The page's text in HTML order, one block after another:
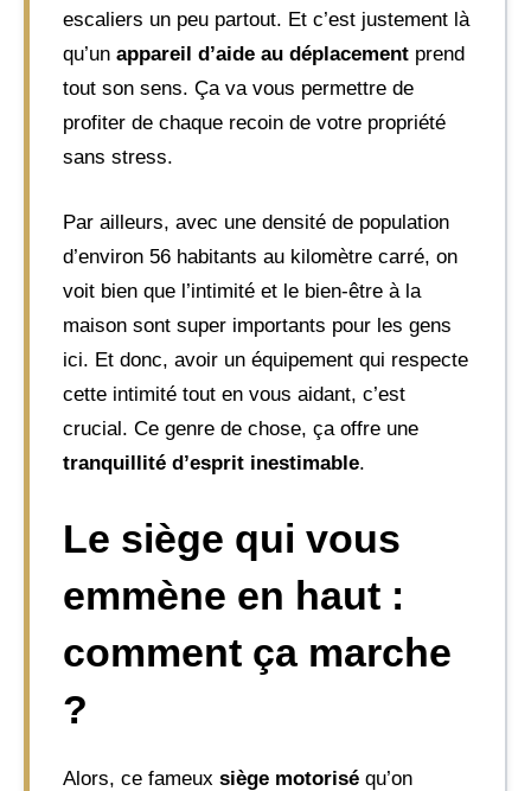
escaliers un peu partout. Et c’est justement là
qu’un appareil d’aide au déplacement prend
tout son sens. Ça va vous permettre de
profiter de chaque recoin de votre propriété
sans stress.
Par ailleurs, avec une densité de population
d’environ 56 habitants au kilomètre carré, on
voit bien que l’intimité et le bien-être à la
maison sont super importants pour les gens
ici. Et donc, avoir un équipement qui respecte
cette intimité tout en vous aidant, c’est
crucial. Ce genre de chose, ça offre une
tranquillité d’esprit inestimable.
Le siège qui vous
emmène en haut :
comment ça marche
?
Alors, ce fameux siège motorisé qu’on